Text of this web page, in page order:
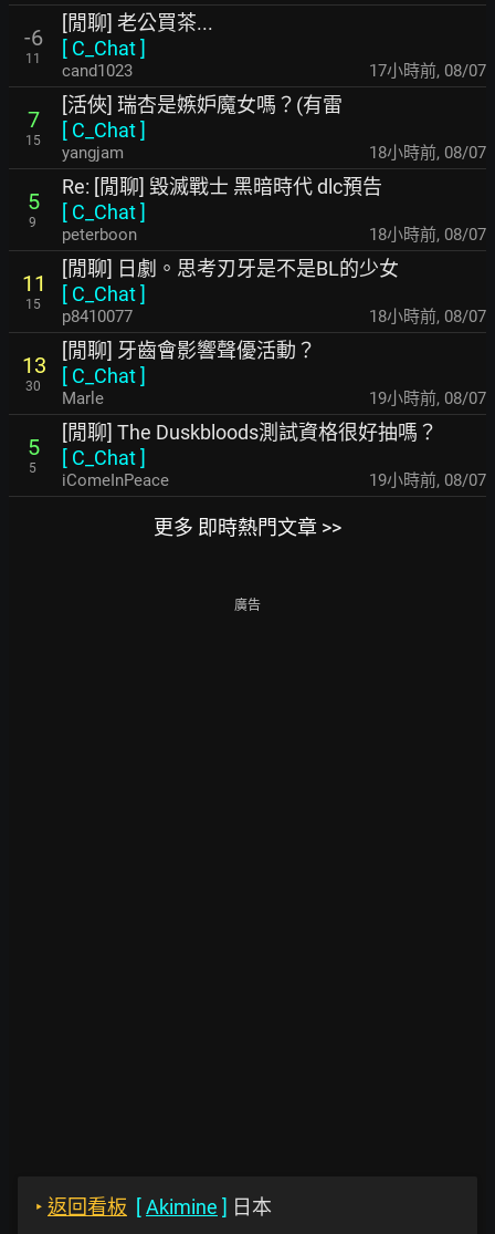
-6
11
[閒聊] 老公買茶...
[ C_Chat]
cand1023 17小時前, 08/07
7
15
[活俠] 瑞杏是嫉妒魔女嗎？(有雷
[ C_Chat]
yangjam 18小時前, 08/07
5
9
Re: [閒聊] 毀滅戰士 黑暗時代 dlc預告
[ C_Chat]
peterboon 18小時前, 08/07
11
15
[閒聊] 日劇。思考刃牙是不是BL的少女
[ C_Chat]
p8410077 18小時前, 08/07
13
30
[閒聊] 牙齒會影響聲優活動？
[ C_Chat]
Marle 19小時前, 08/07
5
5
[閒聊] The Duskbloods測試資格很好抽嗎？
[ C_Chat]
iComeInPeace 19小時前, 08/07
更多 即時熱門文章 >>
廣告
‣ 返回看板 [Akimine ] 日本